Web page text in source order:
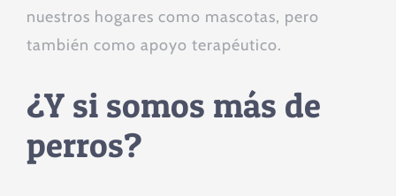
nuestros hogares como mascotas, pero
también como apoyo terapéutico.
¿Y si somos más de
perros?